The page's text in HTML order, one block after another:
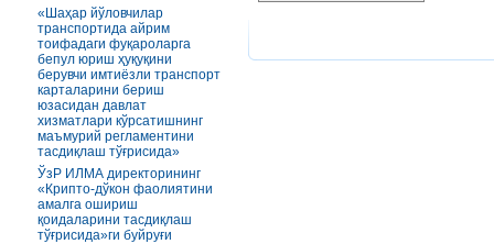
«Шаҳар йўловчилар
транспортида айрим
тоифадаги фуқароларга
бепул юриш ҳуқуқини
берувчи имтиёзли транспорт
карталарини бериш
юзасидан давлат
хизматлари кўрсатишнинг
маъмурий регламентини
тасдиқлаш тўғрисида»
ЎзР ИЛМА директорининг
«Крипто-дўкон фаолиятини
амалга ошириш
қоидаларини тасдиқлаш
тўғрисида»ги буйруғи